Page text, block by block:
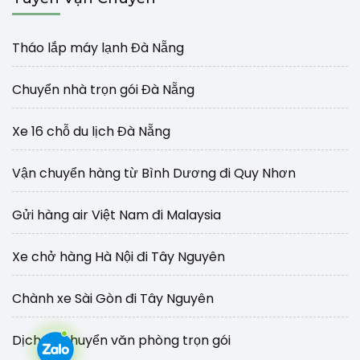
Tháo lắp máy lạnh Đà Nẵng
Chuyển nhà trọn gói Đà Nẵng
Xe 16 chỗ du lịch Đà Nẵng
Vận chuyển hàng từ Bình Dương đi Quy Nhơn
Gửi hàng air Việt Nam đi Malaysia
Xe chở hàng Hà Nội đi Tây Nguyên
Chành xe Sài Gòn đi Tây Nguyên
Dịch vụ chuyển văn phòng trọn gói